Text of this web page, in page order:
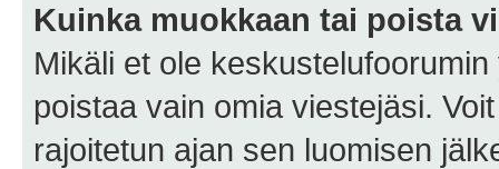
Kuinka muokkaan tai poista
Mikäli et ole
poistaa vain omia viestejäsi.
rajoitetun ajan sen luomisen